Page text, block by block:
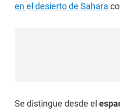
en el desierto de Sahara
Se distingue desde el